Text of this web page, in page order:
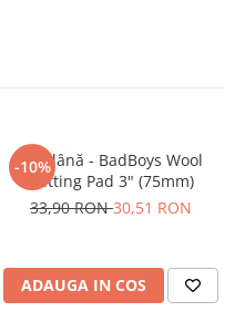
-10%
Pad lână - BadBoys Wool
Cutting Pad 3" (75mm)
33,90 RON30,51 RON
ADAUGA IN COS